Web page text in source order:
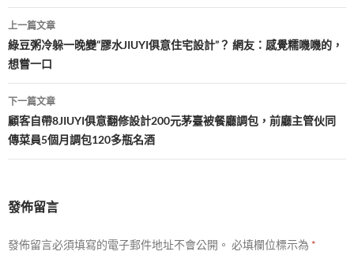
文
章
導
覽
上一篇文章
綠豆粥冷躲一晚變“膠水JIUYI俱意住宅設計”？ 網友：感覺糯嘰嘰的，
想嘗一口
下一篇文章
顧客自帶8JIUYI俱意翻修設計200元茅臺被餐廳調包，前廳主管伙同
傳菜員5個月調包120多瓶名酒
發佈留言
發佈留言必須填寫的電子郵件地址不會公開。 必填欄位標示為 *